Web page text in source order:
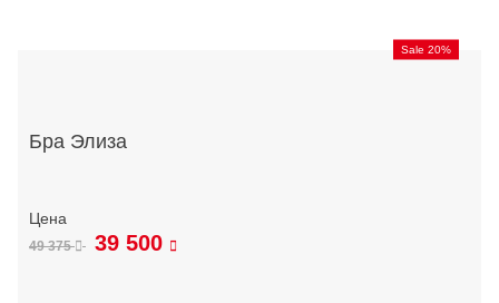
Sale 20%
Бра Элиза
49 375 39 500